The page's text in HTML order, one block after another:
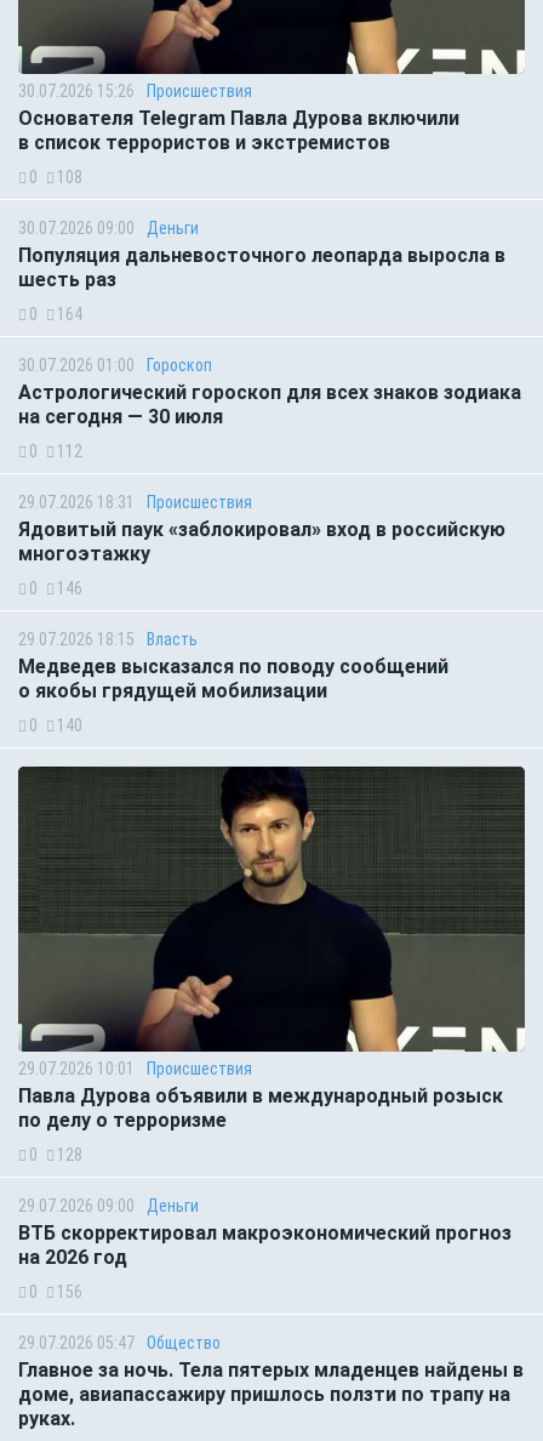
30.07.2026 15:26 Происшествия
Основателя Telegram Павла Дурова включили
в список террористов и экстремистов
0 108
30.07.2026 09:00 Деньги
Популяция дальневосточного леопарда выросла в
шесть раз
0 164
30.07.2026 01:00 Гороскоп
Астрологический гороскоп для всех знаков зодиака
на сегодня — 30 июля
0 112
29.07.2026 18:31 Происшествия
Ядовитый паук «заблокировал» вход в российскую
многоэтажку
0 146
29.07.2026 18:15 Власть
Медведев высказался по поводу сообщений
о якобы грядущей мобилизации
0 140
29.07.2026 10:01 Происшествия
Павла Дурова объявили в международный розыск
по делу о терроризме
0 128
29.07.2026 09:00 Деньги
ВТБ скорректировал макроэкономический прогноз
на 2026 год
0 156
29.07.2026 05:47 Общество
Главное за ночь. Тела пятерых младенцев найдены в
доме, авиапассажиру пришлось ползти по трапу на
руках.